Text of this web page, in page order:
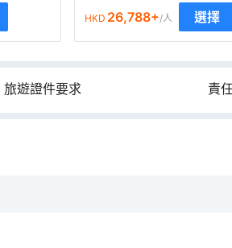
HKD 26,788+/人 選擇
旅遊證件要求 責